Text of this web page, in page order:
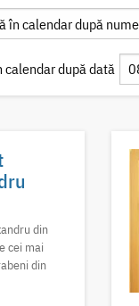
calendar după dată
din
cei mai
din